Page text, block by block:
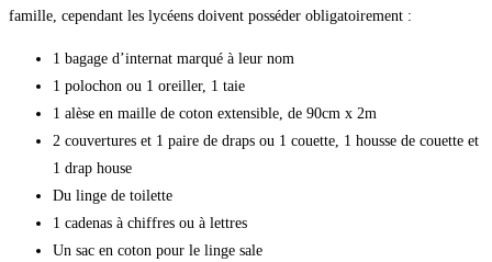
famille, cependant les lycéens doivent posséder obligatoirement :
1 bagage d’internat marqué à leur nom
1 polochon ou 1 oreiller, 1 taie
1 alèse en maille de coton extensible, de 90cm x 2m
2 couvertures et 1 paire de draps ou 1 couette, 1 housse de couette et
1 drap house
Du linge de toilette
1 cadenas à chiffres ou à lettres
Un sac en coton pour le linge sale